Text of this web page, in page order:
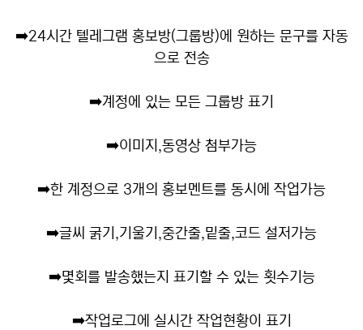
➡️24시간 텔레그램 홍보방(그룹방)에 원하는 문구를 자동
으로 전송
➡️계정에 있는 모든 그룹방 표기
➡️이미지,동영상 첨부가능
➡️한 계정으로 3개의 홍보멘트를 동시에 작업가능
➡️글씨 굵기,기울기,중간줄,밑줄,코드 설저가능
➡️몇회를 발송했는지 표기할 수 있는 횟수기능
➡️작업로그에 실시간 작업현황이 표기